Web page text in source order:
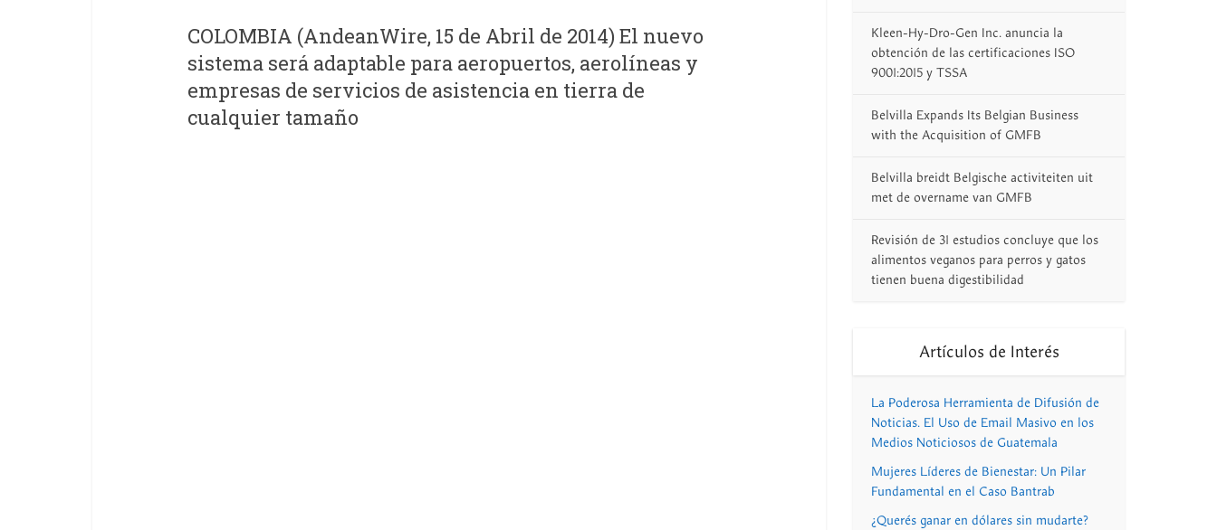
COLOMBIA (AndeanWire, 15 de Abril de 2014) El nuevo
sistema será adaptable para aeropuertos, aerolíneas y
empresas de servicios de asistencia en tierra de
cualquier tamaño
Kleen-Hy-Dro-Gen Inc. anuncia la
obtención de las certificaciones ISO
9001:2015 y TSSA
Belvilla Expands Its Belgian Business
with the Acquisition of GMFB
Belvilla breidt Belgische activiteiten uit
met de overname van GMFB
Revisión de 31 estudios concluye que los
alimentos veganos para perros y gatos
tienen buena digestibilidad
Artículos de Interés
La Poderosa Herramienta de Difusión de
Noticias. El Uso de Email Masivo en los
Medios Noticiosos de Guatemala
Mujeres Líderes de Bienestar: Un Pilar
Fundamental en el Caso Bantrab
¿Querés ganar en dólares sin mudarte?